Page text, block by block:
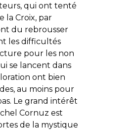
qui ont tenté
la Croix, par
du rebrousser
les difficultés
pour les non
se lancent dans
ont bien
au moins pour
Le grand intérêt
Cornuz est
de la mystique